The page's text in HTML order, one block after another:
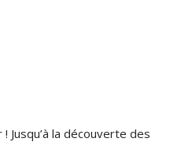
Jusqu’à la découverte des